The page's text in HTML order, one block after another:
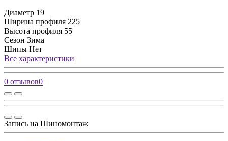
Диаметр 19
Ширина профиля 225
Высота профиля 55
Сезон Зима
Шипы Нет
Все характеристики
0 отзывов0
Запись на Шиномонтаж